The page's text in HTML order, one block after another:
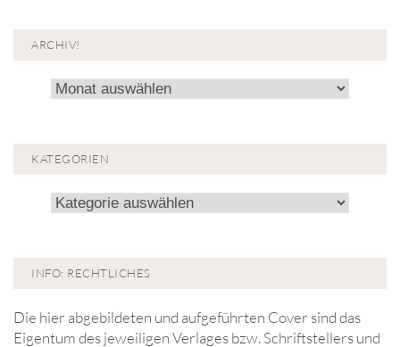
ARCHIV!
Archiv!
KATEGORIEN
Kategorien
INFO: RECHTLICHES
Die hier abgebildeten und aufgeführten Cover sind das
Eigentum des jeweiligen Verlages bzw. Schriftstellers und